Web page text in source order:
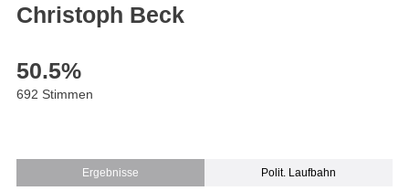
Christoph Beck
50.5%
692 Stimmen
Ergebnisse Polit. Laufbahn